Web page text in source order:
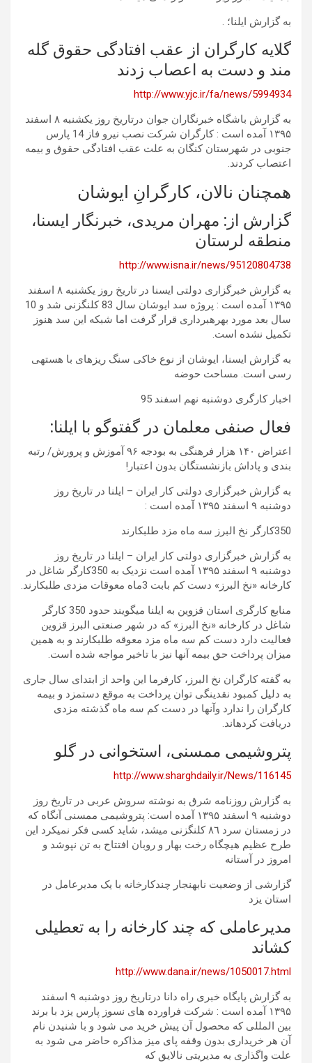
به گزارش ایلنا؛ .
گلایه کارگران از عقب افتادگی حقوق گله
مند و دست به اعصاب زدند
http://www.yjc.ir/fa/news/5994934
به گزارش باشگاه خبرنگاران جوان درتاریخ روز یکشنبه ۸ اسفند
۱۳۹۵ آمده است : کارگران شرکت نصب نیرو فاز 14 پارس
جنوبی در شهرستان کنگان به علت عقب افتادگی حقوق و بیمه
اعتصاب کردند.
همچنان نالان، کارگرانِ ایوشان
گزارش از: مهران مریدی، خبرنگار ایسنا،
منطقه لرستان
http://www.isna.ir/news/95120804738
به گزارش خبرگزاری دولتی ایسنا در تاریخ روز یکشنبه ۸ اسفند
۱۳۹۵ آمده است : پروژه سد ایوشان سال 83 کلنگزنی شد و 10
سال بعد مورد بهرهبرداری قرار گرفت اما شبکه این سد هنوز
تکمیل نشده است.
به گزارش ایسنا، ایوشان از نوع خاکی سنگ ریزهای با هستهی
رسی است. مساحت حوضه
اخبار کارگری دوشنبه نهم اسفند 95
فعال صنفی معلمان در گفتوگو با ایلنا:
اعتراض ۱۴۰ هزار فرهنگی به بودجه ۹۶ آموزش و پرورش/ رتبه
بندی و پاداش بازنشستگان بدون اعتبار!
به گزارش خبرگزاری دولتی کار ایران – ایلنا در تاریخ روز
دوشنبه ۹ اسفند ۱۳۹۵ آمده است :
350کارگر نخ البرز سه ماه مزد طلبکارند
به گزارش خبرگزاری دولتی کار ایران – ایلنا در تاریخ روز
دوشنبه ۹ اسفند ۱۳۹۵ آمده است نزدیک به 350کارگر شاغل در
کارخانه «نخ البرز» دست کم بابت 3ماه معوقات مزدی طلبکارند.
منابع کارگری استان قزوین به ایلنا میگویند حدود 350 کارگر
شاغل در کارخانه «نخ البرز» که در شهر صنعتی البرز قزوین
فعالیت دارد دست کم سه ماه مزد معوقه طلبکارند و به همین
میزان پرداخت حق بیمه آنها نیز با تاخیر مواجه شده است.
به گفته کارگران نخ البرز، کارفرما این واحد از ابتدای سال جاری
به دلیل کمبود نقدینگی توان پرداخت به موقع دستمزد و بیمه
کارگران را ندارد وآنها در دست کم سه ماه گذشته مزدی
دریافت کردهاند.
پتروشیمی ممسنی، استخوانی در گلو
http://www.sharghdaily.ir/News/116145
به گزارش روزنامه شرق به نوشته سروش عربی در تاریخ روز
دوشنبه ۹ اسفند ۱۳۹۵ آمده است: پتروشیمی ممسنی آنگاه که
در زمستان سرد ٨٦ کلنگزنی میشد، شاید کسی فکر نمیکرد این
طرح عظیم هیچگاه رخت بهار و روبان افتتاح به تن نپوشد و
امروز در آستانه
گزارشی از وضعیت نابهنجار چندکارخانه با یک مدیرعامل در
استان یزد
مدیرعاملی که چند کارخانه را به تعطیلی
کشاند
http://www.dana.ir/news/1050017.html
به گزارش پایگاه خبری راه دانا درتاریخ روز دوشنبه ۹ اسفند
۱۳۹۵ آمده است : شرکت فراورده های نسوز پارس یزد با برند
بین المللی که محصول آن پیش خرید می شود و با شنیدن نام
آن هر خریداری بدون وقفه پای میز مذاکره حاضر می شود به
علت واگذاری به مدیریتی نالایق که